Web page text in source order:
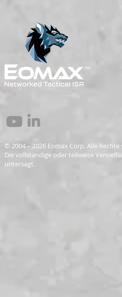
© 2004 – 2026 Eomax Corp. Alle
Die vollständige oder teilweise
untersagt.